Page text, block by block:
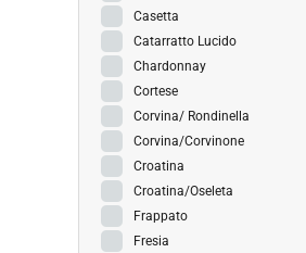
Casetta
Catarratto Lucido
Chardonnay
Cortese
Corvina/ Rondinella
Corvina/Corvinone
Croatina
Croatina/Oseleta
Frappato
Fresia